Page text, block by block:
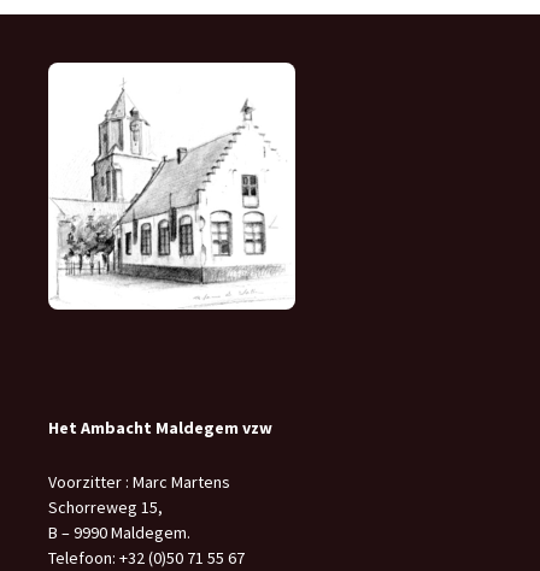
Het Ambacht Maldegem vzw
Voorzitter : Marc Martens
Schorreweg 15,
B – 9990 Maldegem.
Telefoon: +32 (0)50 71 55 67